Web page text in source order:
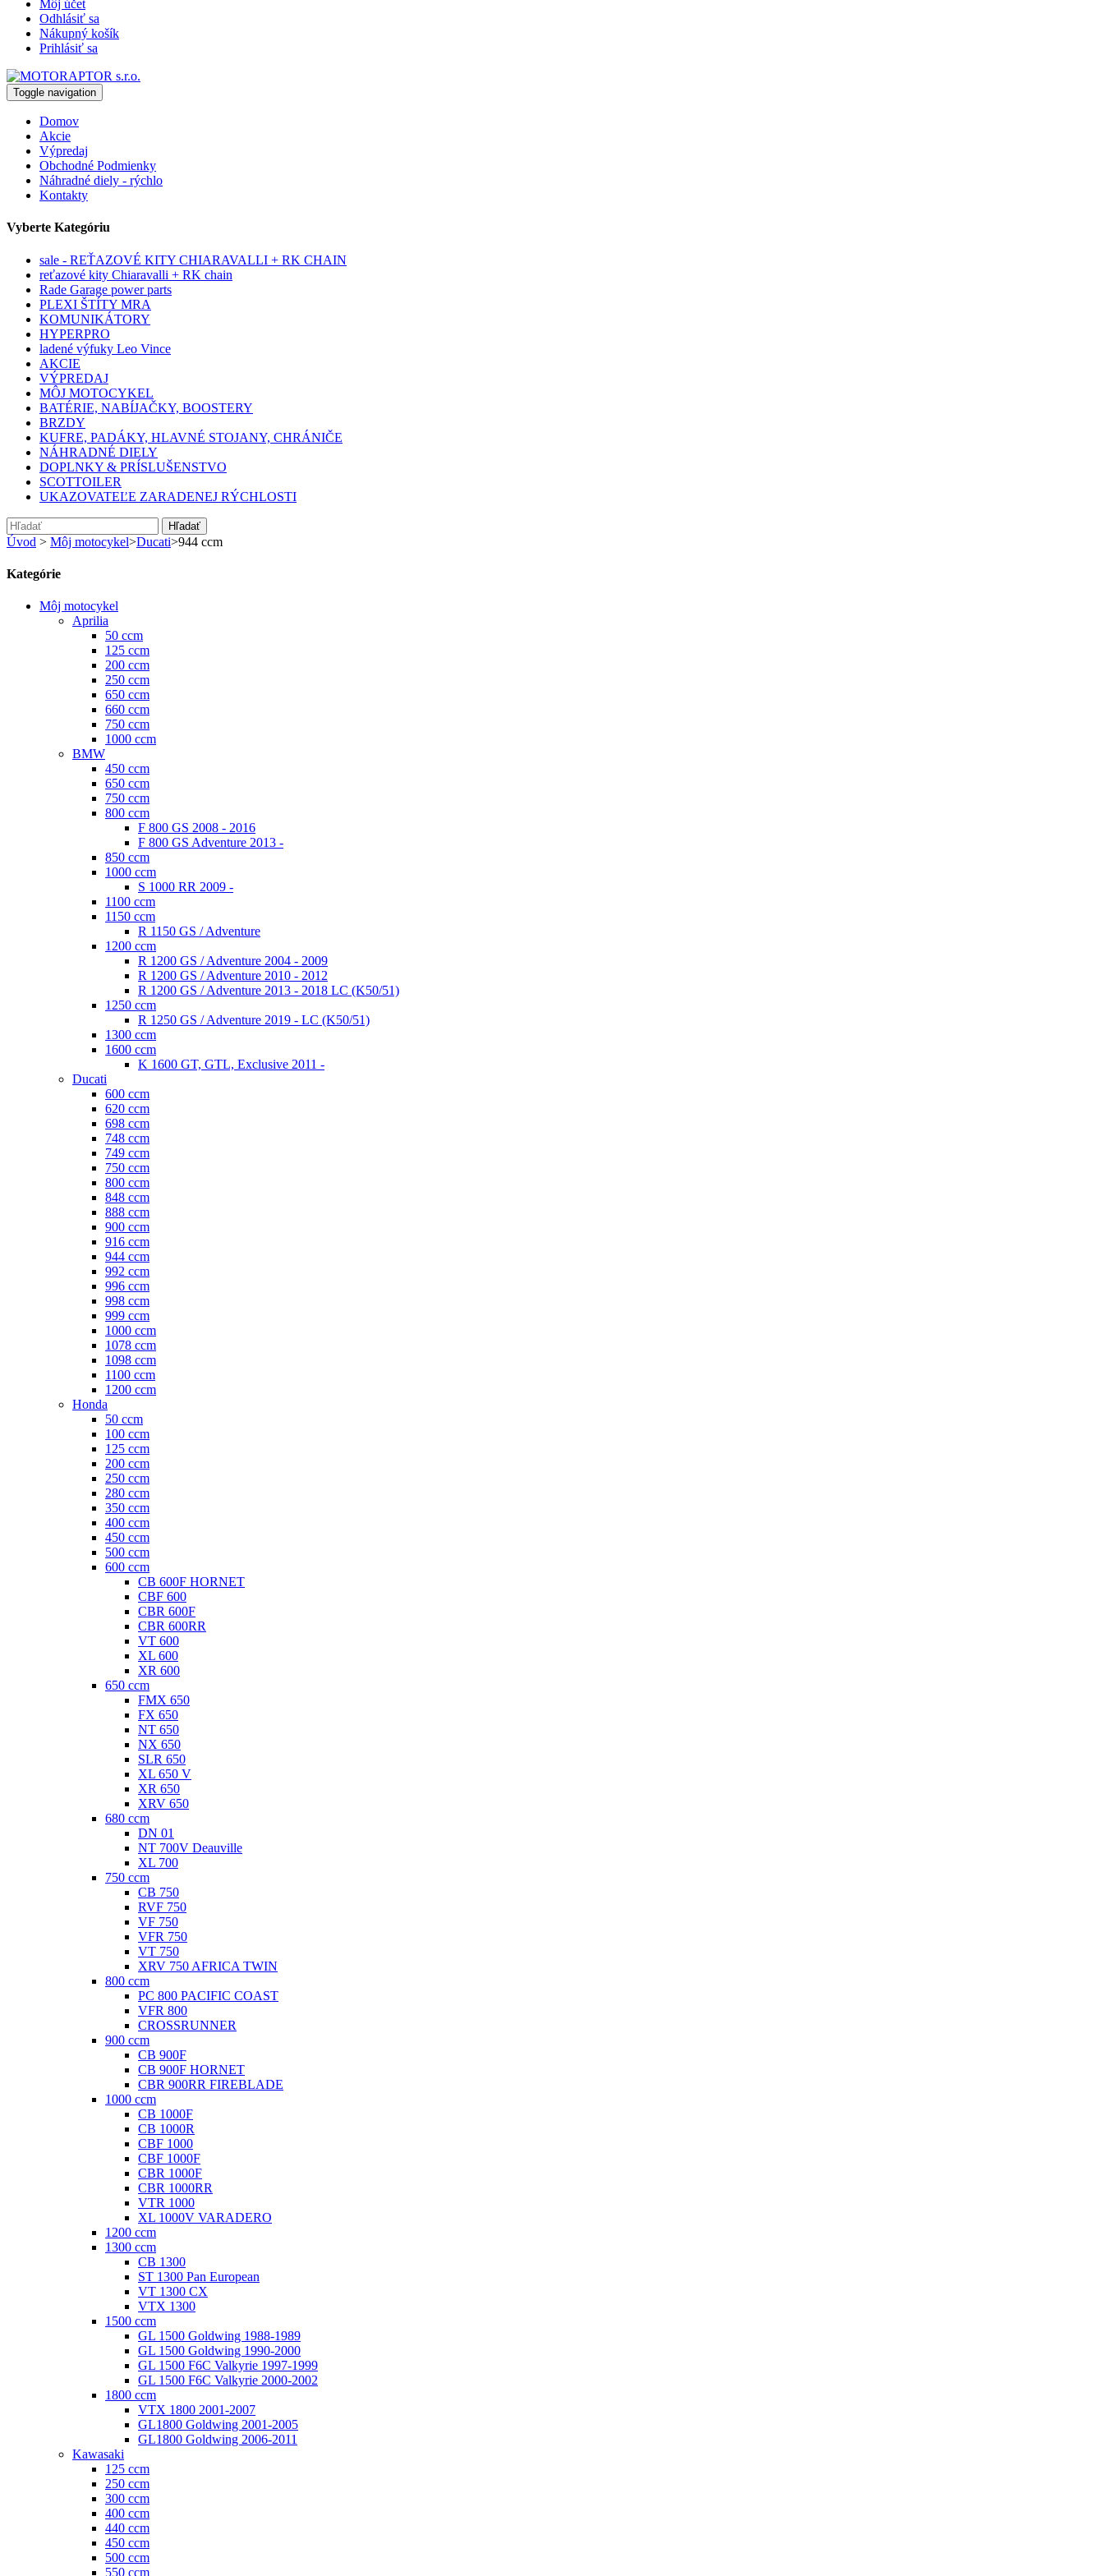
Môj účet
Odhlásiť sa
Nákupný košík
Prihlásiť sa
Toggle navigation
Domov
Akcie
Výpredaj
Obchodné Podmienky
Náhradné diely - rýchlo
Kontakty
Vyberte Kategóriu
sale - REŤAZOVÉ KITY CHIARAVALLI + RK CHAIN
reťazové kity Chiaravalli + RK chain
Rade Garage power parts
PLEXI ŠTÍTY MRA
KOMUNIKÁTORY
HYPERPRO
ladené výfuky Leo Vince
AKCIE
VÝPREDAJ
MÔJ MOTOCYKEL
BATÉRIE, NABÍJAČKY, BOOSTERY
BRZDY
KUFRE, PADÁKY, HLAVNÉ STOJANY, CHRÁNIČE
NÁHRADNÉ DIELY
DOPLNKY & PRÍSLUŠENSTVO
SCOTTOILER
UKAZOVATEĽE ZARADENEJ RÝCHLOSTI
Hľadať
Úvod > Môj motocykel>Ducati>944 ccm
Kategórie
Môj motocykel
Aprilia
50 ccm
125 ccm
200 ccm
250 ccm
650 ccm
660 ccm
750 ccm
1000 ccm
BMW
450 ccm
650 ccm
750 ccm
800 ccm
F 800 GS 2008 - 2016
F 800 GS Adventure 2013 -
850 ccm
1000 ccm
S 1000 RR 2009 -
1100 ccm
1150 ccm
R 1150 GS / Adventure
1200 ccm
R 1200 GS / Adventure 2004 - 2009
R 1200 GS / Adventure 2010 - 2012
R 1200 GS / Adventure 2013 - 2018 LC (K50/51)
1250 ccm
R 1250 GS / Adventure 2019 - LC (K50/51)
1300 ccm
1600 ccm
K 1600 GT, GTL, Exclusive 2011 -
Ducati
600 ccm
620 ccm
698 ccm
748 ccm
749 ccm
750 ccm
800 ccm
848 ccm
888 ccm
900 ccm
916 ccm
944 ccm
992 ccm
996 ccm
998 ccm
999 ccm
1000 ccm
1078 ccm
1098 ccm
1100 ccm
1200 ccm
Honda
50 ccm
100 ccm
125 ccm
200 ccm
250 ccm
280 ccm
350 ccm
400 ccm
450 ccm
500 ccm
600 ccm
CB 600F HORNET
CBF 600
CBR 600F
CBR 600RR
VT 600
XL 600
XR 600
650 ccm
FMX 650
FX 650
NT 650
NX 650
SLR 650
XL 650 V
XR 650
XRV 650
680 ccm
DN 01
NT 700V Deauville
XL 700
750 ccm
CB 750
RVF 750
VF 750
VFR 750
VT 750
XRV 750 AFRICA TWIN
800 ccm
PC 800 PACIFIC COAST
VFR 800
CROSSRUNNER
900 ccm
CB 900F
CB 900F HORNET
CBR 900RR FIREBLADE
1000 ccm
CB 1000F
CB 1000R
CBF 1000
CBF 1000F
CBR 1000F
CBR 1000RR
VTR 1000
XL 1000V VARADERO
1200 ccm
1300 ccm
CB 1300
ST 1300 Pan European
VT 1300 CX
VTX 1300
1500 ccm
GL 1500 Goldwing 1988-1989
GL 1500 Goldwing 1990-2000
GL 1500 F6C Valkyrie 1997-1999
GL 1500 F6C Valkyrie 2000-2002
1800 ccm
VTX 1800 2001-2007
GL1800 Goldwing 2001-2005
GL1800 Goldwing 2006-2011
Kawasaki
125 ccm
250 ccm
300 ccm
400 ccm
440 ccm
450 ccm
500 ccm
550 ccm